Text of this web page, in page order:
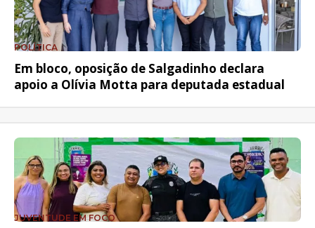
POLÍTICA
Em bloco, oposição de Salgadinho declara
apoio a Olívia Motta para deputada estadual
JUVENTUDE EM FOCO